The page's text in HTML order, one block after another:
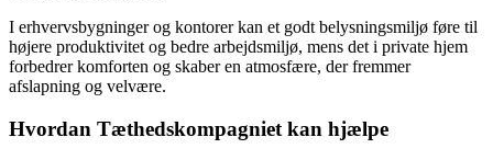
I erhvervsbygninger og kontorer kan et godt belysningsmiljø føre til
højere produktivitet og bedre arbejdsmiljø, mens det i private hjem
forbedrer komforten og skaber en atmosfære, der fremmer
afslapning og velvære.
Hvordan Tæthedskompagniet kan hjælpe